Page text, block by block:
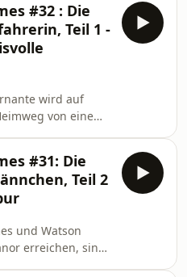
zählt jede Minute.
Landstraße
gegen die Zeit.
Smith noch
erzählt
Holmes-
als a
#32 : Die
Teil 1 -
wird auf
von einem
– und
Mal spurlos.
die Spur auf.
noch das
Hall passen
die man
#31: Die
Teil 2
und Watson
erreichen, sind